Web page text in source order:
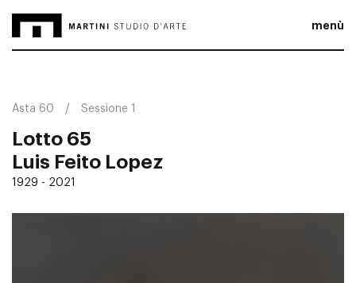
menù
Asta 60 Sessione 1
Lotto 65
Luis Feito Lopez
1929 - 2021